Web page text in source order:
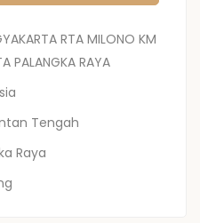
RTA MILONO KM
PALANGKA RAYA
Tengah
Raya